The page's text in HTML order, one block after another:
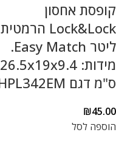
קופסת אחסון
ליטר Easy Match.
מידות: 26.5x19x9.4
ס"מ דגם HPL342EM
₪45.00
הוספה לסל